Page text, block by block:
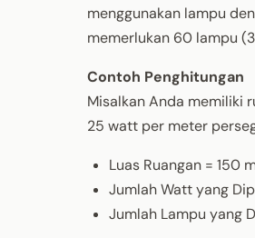
menggunakan lampu
memerlukan 60 lampu
Contoh Penghitungan
Misalkan Anda memiliki
25 watt per meter
Luas Ruangan = 150
Jumlah Watt yang
Jumlah Lampu yang